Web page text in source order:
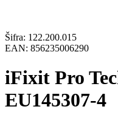
Šifra: 122.200.015
EAN: 856235006290
iFixit Pro
EU145307-4